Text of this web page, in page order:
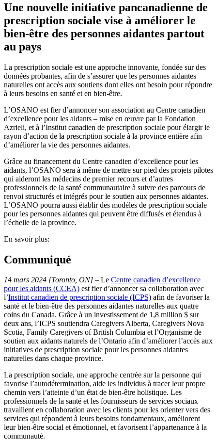
Une nouvelle initiative pancanadienne de
prescription sociale vise à améliorer le
bien-être des personnes aidantes partout
au pays
La prescription sociale est une approche innovante, fondée sur des
données probantes, afin de s’assurer que les personnes aidantes
naturelles ont accès aux soutiens dont elles ont besoin pour répondre
à leurs besoins en santé et en bien-être.
L’OSANO est fier d’annoncer son association au Centre canadien
d’excellence pour les aidants – mise en œuvre par la Fondation
Azrieli, et à l’Institut canadien de prescription sociale pour élargir le
rayon d’action de la prescription sociale à la province entière afin
d’améliorer la vie des personnes aidantes.
Grâce au financement du Centre canadien d’excellence pour les
aidants, l’OSANO sera à même de mettre sur pied des projets pilotes
qui aideront les médecins de premier recours et d’autres
professionnels de la santé communautaire à suivre des parcours de
renvoi structurés et intégrés pour le soutien aux personnes aidantes.
L’OSANO pourra aussi établir des modèles de prescription sociale
pour les personnes aidantes qui peuvent être diffusés et étendus à
l’échelle de la province.
En savoir plus:
Communiqué
14 mars 2024 [Toronto, ON] – Le Centre canadien d’excellence
pour les aidants (CCEA) est fier d’annoncer sa collaboration avec
l’Institut canadien de prescription sociale (ICPS) afin de favoriser la
santé et le bien-être des personnes aidantes naturelles aux quatre
coins du Canada. Grâce à un investissement de 1,8 million $ sur
deux ans, l’ICPS soutiendra Caregivers Alberta, Caregivers Nova
Scotia, Family Caregivers of British Columbia et l’Organisme de
soutien aux aidants naturels de l’Ontario afin d’améliorer l’accès aux
initiatives de prescription sociale pour les personnes aidantes
naturelles dans chaque province.
La prescription sociale, une approche centrée sur la personne qui
favorise l’autodétermination, aide les individus à tracer leur propre
chemin vers l’atteinte d’un état de bien-être holistique. Les
professionnels de la santé et les fournisseurs de services sociaux
travaillent en collaboration avec les clients pour les orienter vers des
services qui répondent à leurs besoins fondamentaux, améliorent
leur bien-être social et émotionnel, et favorisent l’appartenance à la
communauté.